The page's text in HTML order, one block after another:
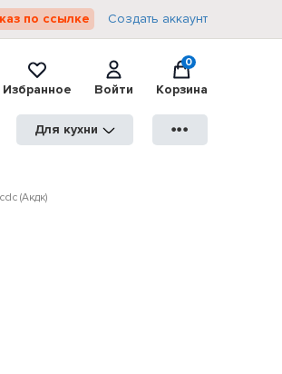
по ссылке Создать аккаунт
Избранное
Войти
0
Корзина
Для кухни ●●●
(Акдк)